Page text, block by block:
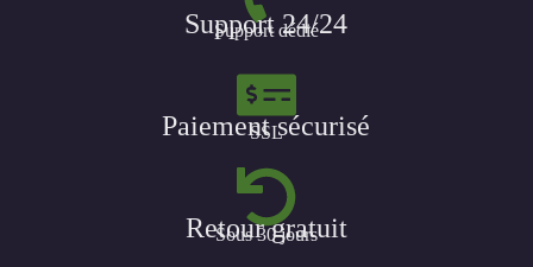
Support 24/24
Support dédié
Paiement sécurisé
SSL
Retour gratuit
Sous 30 jours